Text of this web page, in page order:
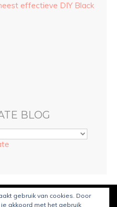
effectieve DIY Black
BLOG
Mogelijk gemaakt door
gebruik van cookies. Door
akkoord met het gebruik